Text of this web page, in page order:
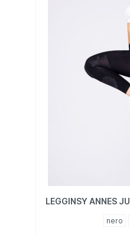
LEGGINSY ANNES
nero